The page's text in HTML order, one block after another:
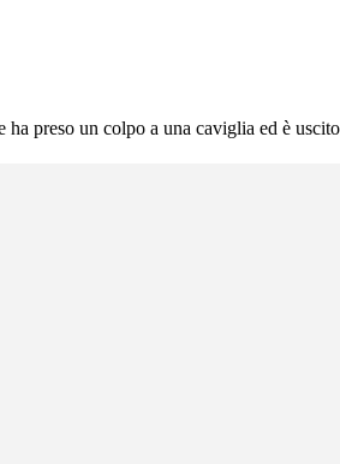
preso un colpo a una caviglia ed è